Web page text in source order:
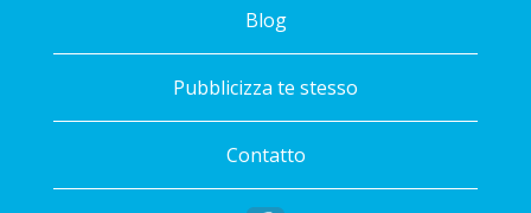
Blog
Pubblicizza te stesso
Contatto